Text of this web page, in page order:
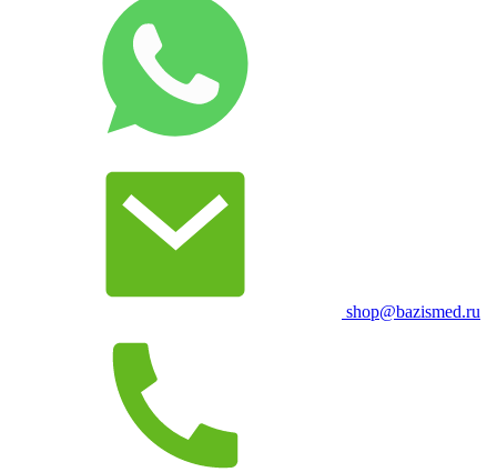
shop@bazismed.ru